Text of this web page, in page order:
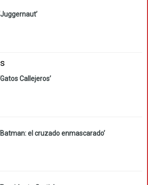
Callejeros’
el cruzado enmascarado’